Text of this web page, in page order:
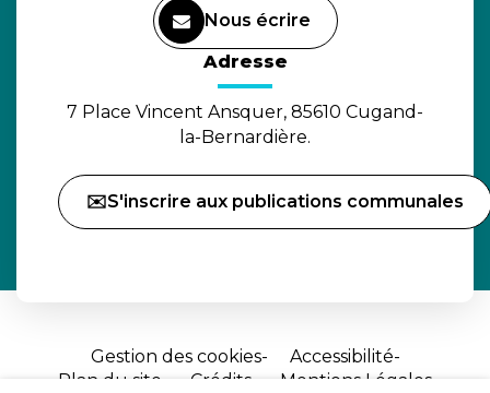
Nous écrire
(ouverture dans un nouvel
Adresse
7 Place Vincent Ansquer, 85610 Cugand-
la-Bernardière.
✉️S'inscrire aux publications communales
Gestion des cookies
Accessibilité
Plan du site
Crédits Mentions Légales